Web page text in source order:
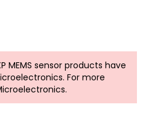
MEMS sensor products have
For more